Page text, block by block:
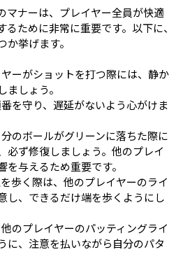
マナーは、プレイヤー全員が快適
るために非常に重要です。以下に、
挙げます。
ーがショットを打つ際には、静か
しょう。
を守り、遅延がないよう心がけま
分のボールがグリーンに落ちた際に
必ず修復しましょう。他のプレイ
与えるため重要です。
歩く際は、他のプレイヤーのライ
し、できるだけ端を歩くようにし
他のプレイヤーのパッティングライ
に、注意を払いながら自分のパタ